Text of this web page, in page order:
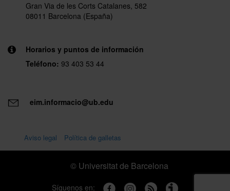
Gran Via de les Corts Catalanes, 582
08011 Barcelona (España)
Horarios y puntos de información
Teléfono: 93 403 53 44
eim.informacio@ub.edu
Aviso legal Política de galletas
© Universitat de Barcelona
Síguenos en: